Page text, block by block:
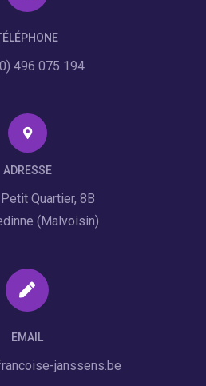
496 075 194
ADRESSE
Quartier, 8B
(Malvoisin)
EMAIL
janssens.be